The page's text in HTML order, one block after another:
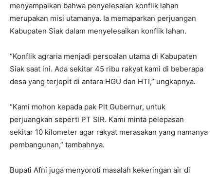
menyampaikan bahwa penyelesaian konflik lahan
merupakan misi utamanya. Ia memaparkan perjuangan
Kabupaten Siak dalam menyelesaikan konflik lahan.
“Konflik agraria menjadi persoalan utama di Kabupaten
Siak saat ini. Ada sekitar 45 ribu rakyat kami di beberapa
desa yang terjepit di antara HGU dan HTI,” ungkapnya.
“Kami mohon kepada pak Plt Gubernur, untuk
perjuangkan seperti PT SIR. Kami minta pelepasan
sekitar 10 kilometer agar rakyat merasakan yang namanya
pembangunan,” tambahnya.
Bupati Afni juga menyoroti masalah kekeringan air di